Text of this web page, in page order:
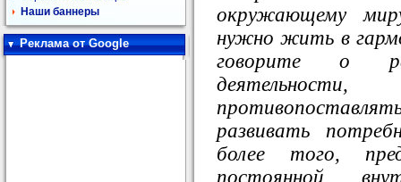
Наши баннеры
Реклама от Google
окружающему
нужно жить в
говорите о
развивать
более того,
постоянной